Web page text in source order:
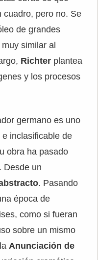
cuadro, pero no. Se
de grandes
similar al
Richter plantea
y los procesos
germano es uno
inclasificable de
obra ha pasado
Desde un
. Pasando
época de
como si fueran
sobre un mismo
Anunciación de